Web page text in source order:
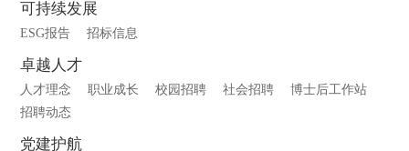
可持续发展
ESG报告 招标信息
卓越人才
人才理念 职业成长 校园招聘 社会招聘
博士后工作站
招聘动态
党建护航